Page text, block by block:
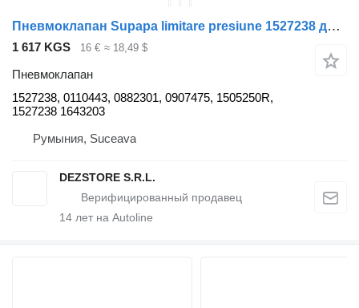
Пневмоклапан Supapa limitare presiune 1527238 для тягача DAF XF105
1 617 KGS 16 € ≈ 18,49 $
Пневмоклапан
1527238, 0110443, 0882301, 0907475, 1505250R,
1527238 1643203
Румыния, Suceava
DEZSTORE S.R.L.
14 лет на Autoline